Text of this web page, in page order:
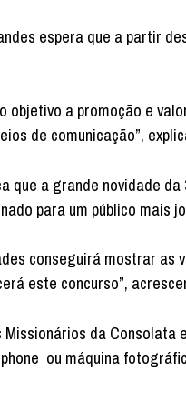
espera que a partir
objetivo a promoção e
de comunicação”,
que a grande novidade
para um público mais
conseguirá mostrar
este concurso”,
da
ou máquina